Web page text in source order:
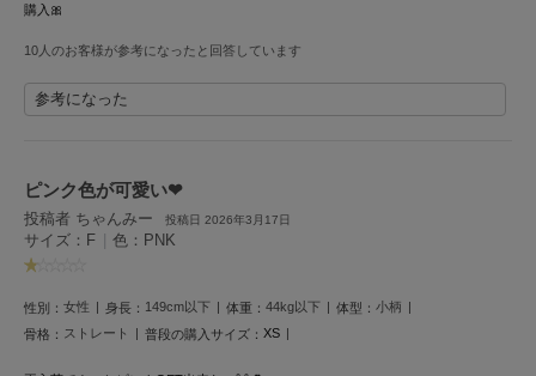
キーン
le
ル
le coq sportif
LeSportsac
購入🎀
10人のお客様が参考になったと回答しています
参考になった
ピンク色が可愛い‪‪❤︎‬
投稿者 ちゃんみー 投稿日 2026年3月17日
サイズ：F 色：PNK
性別： 女性 身長： 149cm以下 体重： 44kg以下 体型： 小柄
骨格： ストレート 普段の購入サイズ： XS